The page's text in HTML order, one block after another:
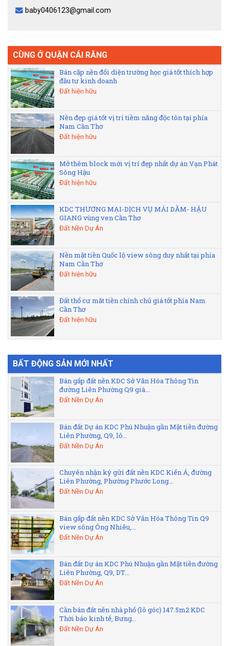
baby0406123@gmail.com
CÙNG Ở QUẬN CÁI RĂNG
Bán cặp nền đối diện trường học giá tốt thích hợp
đầu tư kinh doanh
Đất hiện hữu
Nền đẹp giá tốt vị trí tiềm năng độc tôn tại phía
Nam Cần Thơ
Đất hiện hữu
Mở thêm block mới vị trí đẹp nhất dự án Vạn Phát
Sông Hậu
Đất hiện hữu
KDC THƯƠNG MẠI-DỊCH VỤ MÁI DẦM- HẬU
GIANG vùng ven Cần Thơ
Đất Nền Dự Án
Nền mặt tiền Quốc lộ view sông duy nhất tại phía
Nam Cần Thơ
Đất hiện hữu
Đất thổ cư măt tiền chính chủ giá tốt phía Nam
Cần Thơ
Đất hiện hữu
BẤT ĐỘNG SẢN MỚI NHẤT
Bán gấp đất nền KDC Sở Văn Hóa Thông Tin
đường Liên Phường Q9 giá...
Đất Nền Dự Án
Bán đất Dự án KDC Phú Nhuận gần Mặt tiền đường
Liên Phường, Q9, lô...
Đất Nền Dự Án
Chuyên nhận ký gửi đất nền KDC Kiến Á, đường
Liên Phường, Phường Phước Long...
Đất Nền Dự Án
Bán gấp đất nền KDC Sở Văn Hóa Thông Tin Q9
view sông Ông Nhiêu,...
Đất Nền Dự Án
Bán đất Dự án KDC Phú Nhuận gần Mặt tiền đường
Liên Phường, Q9, DT...
Đất Nền Dự Án
Cần bán đất nền nhà phố (lô góc) 147.5m2 KDC
Thời báo kinh tế, Bưng...
Đất Nền Dự Án